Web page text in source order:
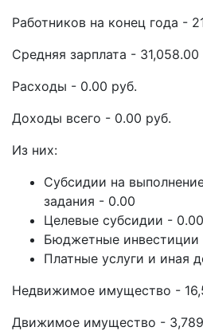
Работников на конец года -
Средняя зарплата - 31,058.00
Расходы - 0.00 руб.
Доходы всего - 0.00 руб.
Из них:
Субсидии на
задания - 0.00
Целевые субсидии - 0.00
Бюджетные инвестиции
Платные услуги и иная
Недвижимое имущество -
Движимое имущество -